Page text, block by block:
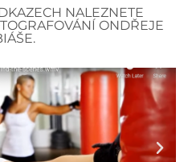
NALEZNETE
ONDŘEJE